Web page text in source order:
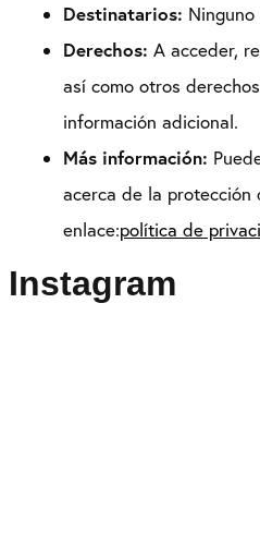
Destinatarios: Ninguno
Derechos: A acceder,
así como otros
información adicional.
Más información:
acerca de la
enlace:política de
Instagram